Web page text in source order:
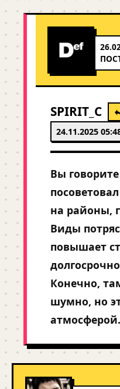
SPIRIT_C
24.11.2025
Вы
на районы,
Виды
повышает
Конечно,
шумно, но
атмосферой.